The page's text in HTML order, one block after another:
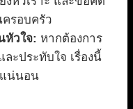
รอบครัว
หัวใจ: หากต้องการ
ะประทับใจ เรื่องนี้
แน่นอน